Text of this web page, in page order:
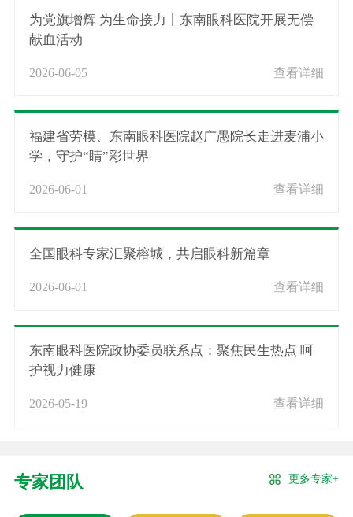
为党旗增辉 为生命接力丨东南眼科医院开展无偿
献血活动
2026-06-05 查看详细
福建省劳模、东南眼科医院赵广愚院长走进麦浦小
学，守护“睛”彩世界
2026-06-01 查看详细
全国眼科专家汇聚榕城，共启眼科新篇章
2026-06-01 查看详细
东南眼科医院政协委员联系点：聚焦民生热点 呵
护视力健康
2026-05-19 查看详细
专家团队 更多专家+